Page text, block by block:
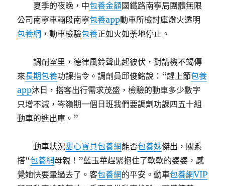
夏季的夜晚，中包養金額國鐵路南寧局團體無限
公司南寧車輛段南寧包養app動車所檢討庫燈火透明
包養網 ，動車檢驗包養正如火如荼地停止。
調劑室里，德律風鈴聲此起彼伏，對講機不竭傳
來長期包養功課指令。調劑員邱俊銘說：“趕上節包養
app沐日，搭客出行需求茂盛，檢驗的動車多少數字
只增不減，岑嶺期一個日班我們要調劑功課四五十組
動車的進出庫。”
動車狀況甜心寶貝包養網能否包養妹傑出，關系
搭“包養網母親！”藍玉華趕緊抱住了軟軟的婆婆，感
覺她快要暈過去了。客包養網的平安。動車包養網VIP